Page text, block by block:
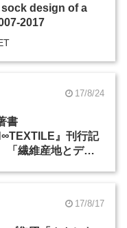
sock design of a
2017
17/8/24
書
』刊行記
「繊維産地とデザ
17/8/17